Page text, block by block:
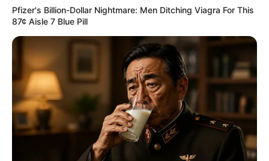
Επισκεφτείτε το κανάλι μου στο youtube
ψάχνετε πραγματικά να βρείτε την αλήθεια… Η
Ενημέρωση που δεν θα ακούσετε ποτέ από τα
κυρίαρχα ΜΜΕ… Υποστηρίξτε αυτόν τον αγώνα με
την εγγραφή, τα κόσμια σχόλια και τα λάικ σας…
Pfizer's Billion-Dollar Nightmare: Men Ditching Viagra For This
87¢ Aisle 7 Blue Pill